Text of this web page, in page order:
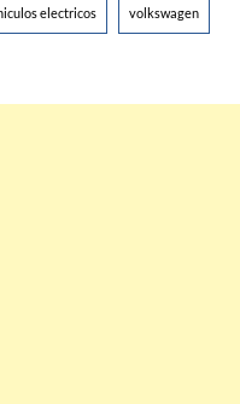
electricos volkswagen